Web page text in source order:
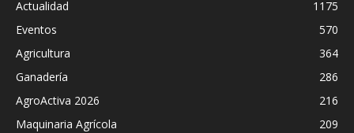
Actualidad
1175
Eventos
570
Agricultura
364
Ganadería
286
AgroActiva 2026
216
Maquinaria Agrícola
209